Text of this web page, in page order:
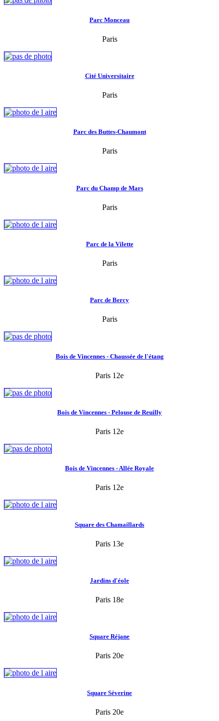
Parc Monceau
Paris
Cité Universitaire
Paris
Parc des Buttes-Chaumont
Paris
Parc du Champ de Mars
Paris
Parc de la Vilette
Paris
Parc de Bercy
Paris
Bois de Vincennes - Chaussée de l'étang
Paris 12e
Bois de Vincennes - Pelouse de Reuilly
Paris 12e
Bois de Vincennes - Allée Royale
Paris 12e
Square des Chamaillards
Paris 13e
Jardins d'éole
Paris 18e
Square Réjane
Paris 20e
Square Séverine
Paris 20e